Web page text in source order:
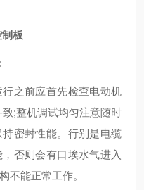
板
之前应首先检查电动机
;整机调试均匀注意随时
密封性能。行别是电缆
否则会有口埃水气进入
不能正常工作。